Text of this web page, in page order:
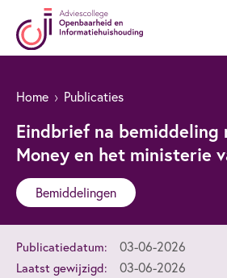
Home Publicaties
Eindbrief na bemiddeling
Money en het ministerie
Bemiddelingen
Publicatiedatum: 03-06-2026
Laatst gewijzigd: 03-06-2026